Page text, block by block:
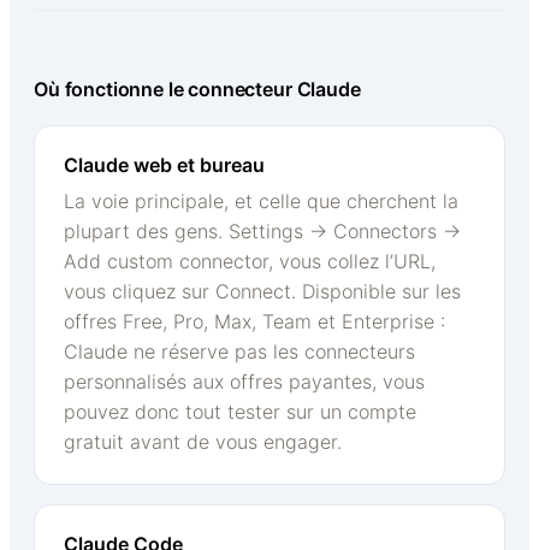
Où fonctionne le connecteur Claude
Claude web et bureau
La voie principale, et celle que cherchent la
plupart des gens. Settings → Connectors →
Add custom connector, vous collez l’URL,
vous cliquez sur Connect. Disponible sur les
offres Free, Pro, Max, Team et Enterprise :
Claude ne réserve pas les connecteurs
personnalisés aux offres payantes, vous
pouvez donc tout tester sur un compte
gratuit avant de vous engager.
Claude Code